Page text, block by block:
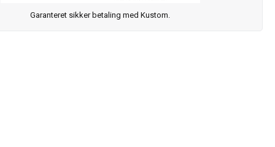
Garanteret sikker betaling med Kustom.